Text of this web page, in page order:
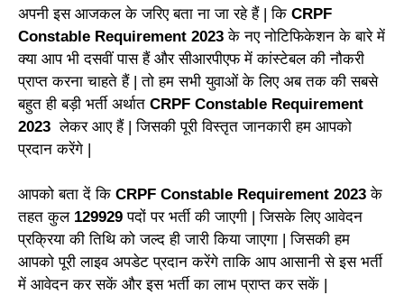
अपनी इस आजकल के जरिए बता ना जा रहे हैं | कि CRPF
Constable Requirement 2023के नए नोटिफिकेशन के बारे में
क्या आप भी दसवीं पास हैं और सीआरपीएफ में कांस्टेबल की नौकरी
प्राप्त करना चाहते हैं | तो हम सभी युवाओं के लिए अब तक की सबसे
बहुत ही बड़ी भर्ती अर्थात CRPF Constable Requirement
2023 लेकर आए हैं | जिसकी पूरी विस्तृत जानकारी हम आपको
प्रदान करेंगे |
आपको बता दें कि CRPF Constable Requirement 2023के
तहत कुल 129929पदों पर भर्ती की जाएगी | जिसके लिए आवेदन
प्रक्रिया की तिथि को जल्द ही जारी किया जाएगा | जिसकी हम
आपको पूरी लाइव अपडेट प्रदान करेंगे ताकि आप आसानी से इस भर्ती
में आवेदन कर सकें और इस भर्ती का लाभ प्राप्त कर सकें |